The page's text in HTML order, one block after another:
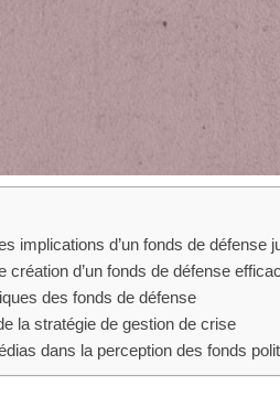
implications d’un fonds de défense
création d’un fonds de défense
des fonds de défense
la stratégie de gestion de crise
dans la perception des fonds